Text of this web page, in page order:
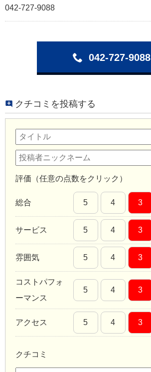
042-727-9088
042-727-9088
クチコミを投稿する
評価（任意の点数をクリック）
総合 5 4 3
サービス 5 4 3
雰囲気 5 4 3
コストパフォ
ーマンス
5 4 3
アクセス 5 4 3
クチコミ